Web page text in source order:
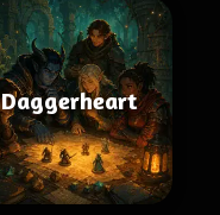
Daggerheart